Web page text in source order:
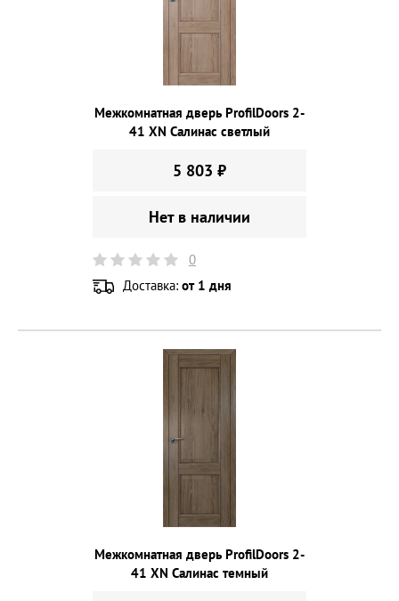
Межкомнатная дверь ProfilDoors 2-
41 XN Салинас светлый
5 803 ₽
Нет в наличии
0
Доставка: от 1 дня
Межкомнатная дверь ProfilDoors 2-
41 XN Салинас темный